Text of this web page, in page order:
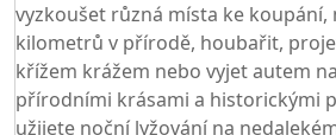
vyzkoušet různá místa ke
kilometrů v přírodě, houbařit,
křížem krážem nebo vyjet autem
přírodními krásami a historickými
užijete noční lyžování na